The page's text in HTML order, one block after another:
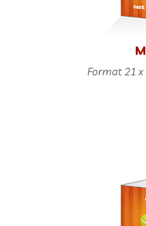
Format 21 x